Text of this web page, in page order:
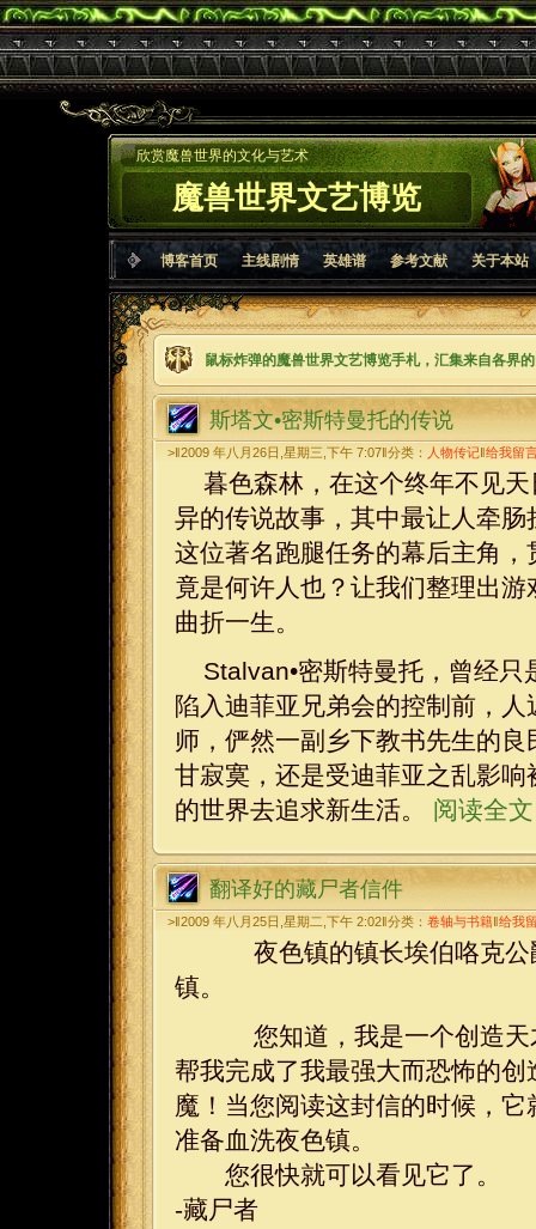
魔兽世界文艺博览
欣赏魔兽世界的文化与艺术
博客首页 主线剧情 英雄谱 参考文献 关于本站
鼠标炸弹的魔兽世界文艺博览手札，汇集来自各界
斯塔文•密斯特曼托的传说
>‖2009 年八月26日,星期三,下午 7:07‖分类： 人物传记 给我留
暮色森林，在这个终年不见
异的传说故事，其中最让人牵肠
这位著名跑腿任务的幕后主角
竟是何许人也？让我们整理出
曲折一生。
Stalvan•密斯特曼托，曾经
陷入迪菲亚兄弟会的控制前，
师，俨然一副乡下教书先生的
甘寂寞，还是受迪菲亚之乱影
的世界去追求新生活。 阅读全
翻译好的藏尸者信件
>‖2009 年八月25日,星期二,下午 2:02‖分类： 卷轴与书籍 给我
夜色镇的镇长埃伯咯克公
镇。
您知道，我是一个创造天
帮我完成了我最强大而恐怖的
魔！当您阅读这封信的时候，
准备血洗夜色镇。
您很快就可以看见它了。
-藏尸者